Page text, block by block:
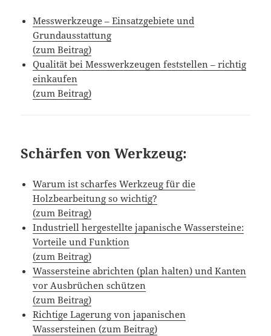
Messwerkzeuge – Einsatzgebiete und
Grundausstattung
(zum Beitrag)
Qualität bei Messwerkzeugen feststellen – richtig
einkaufen
(zum Beitrag)
Schärfen von Werkzeug:
Warum ist scharfes Werkzeug für die
Holzbearbeitung so wichtig?
(zum Beitrag)
Industriell hergestellte japanische Wassersteine:
Vorteile und Funktion
(zum Beitrag)
Wassersteine abrichten (plan halten) und Kanten
vor Ausbrüchen schützen
(zum Beitrag)
Richtige Lagerung von japanischen
Wassersteinen (zum Beitrag)